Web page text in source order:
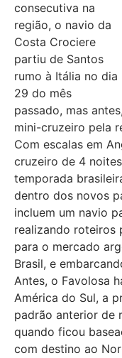
consecutiva na
região, o navio da
Costa Crociere
partiu de Santos
rumo à Itália no dia
29 do mês
passado, mas
mini-cruzeiro pela
Com escalas em
cruzeiro de 4
temporada
dentro dos novos
incluem um navio
realizando roteiros
para o mercado
Brasil, e
Antes, o Favolosa
América do Sul, a
padrão anterior de
quando ficou
com destino ao